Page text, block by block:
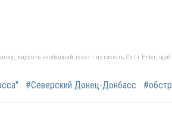
виділіть необхідний текст і натисніть Ctrl + Enter,
#Северский Донец-Донбасс